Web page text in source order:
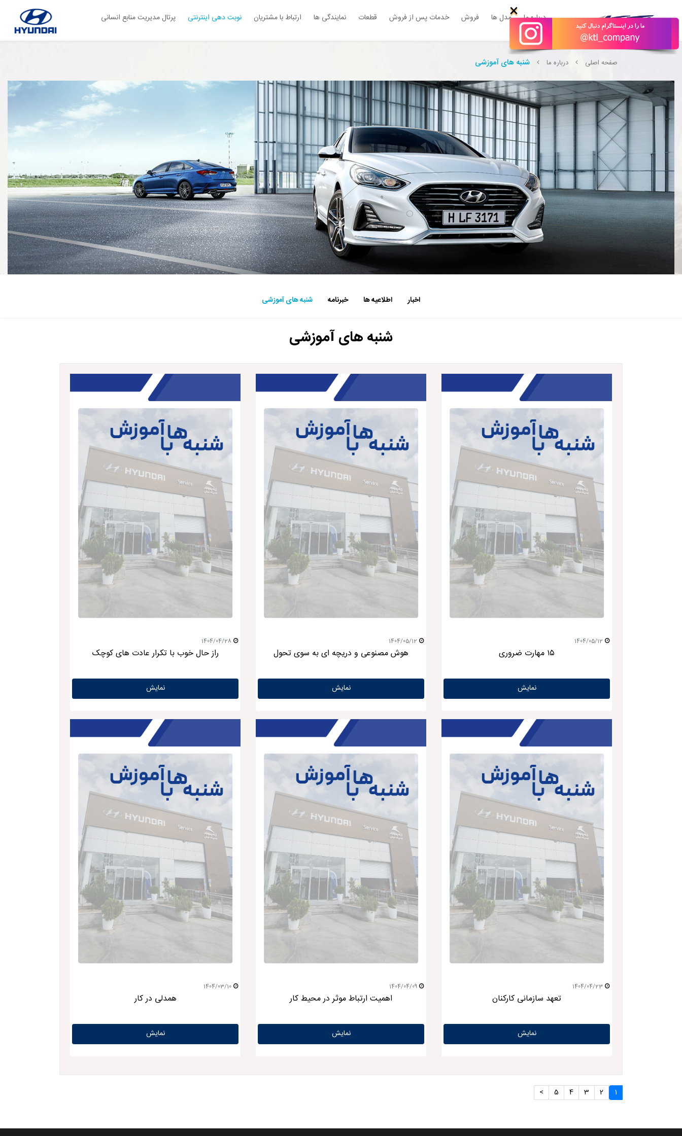
درباره ما مدل ها فروش خدمات پس از فروش قطعات نمایندگی ها ارتباط با مشتریان نوبت دهی اینترنتی پرتال مدیریت منابع انسانی ×
صفحه اصلی درباره ما شنبه های آموزشی
اخبار اطلاعیه ها خبرنامه شنبه های آموزشی
شنبه های آموزشی
1404/05/12
۱۵ مهارت ضروری
نمایش
1404/05/12
هوش مصنوعی و دریچه ای به سوی تحول
نمایش
1404/04/28
راز حال خوب با تکرار عادت های کوچک
نمایش
1404/04/23
تعهد سازمانی کارکنان
نمایش
1404/04/09
اهمیت ارتباط موثر در محیط کار
نمایش
1404/03/10
همدلی در کار
نمایش
1
2
3
4
5
>